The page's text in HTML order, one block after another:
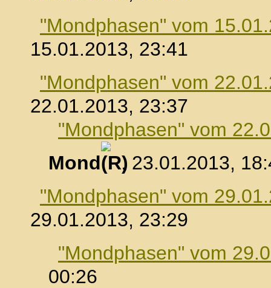
"Mondphasen" vom
15.01.2013, 23:41
"Mondphasen" vom
22.01.2013, 23:37
"Mondphasen" vom
Mond
, 23.01.2013,
"Mondphasen" vom
29.01.2013, 23:29
"Mondphasen" vom
00:26